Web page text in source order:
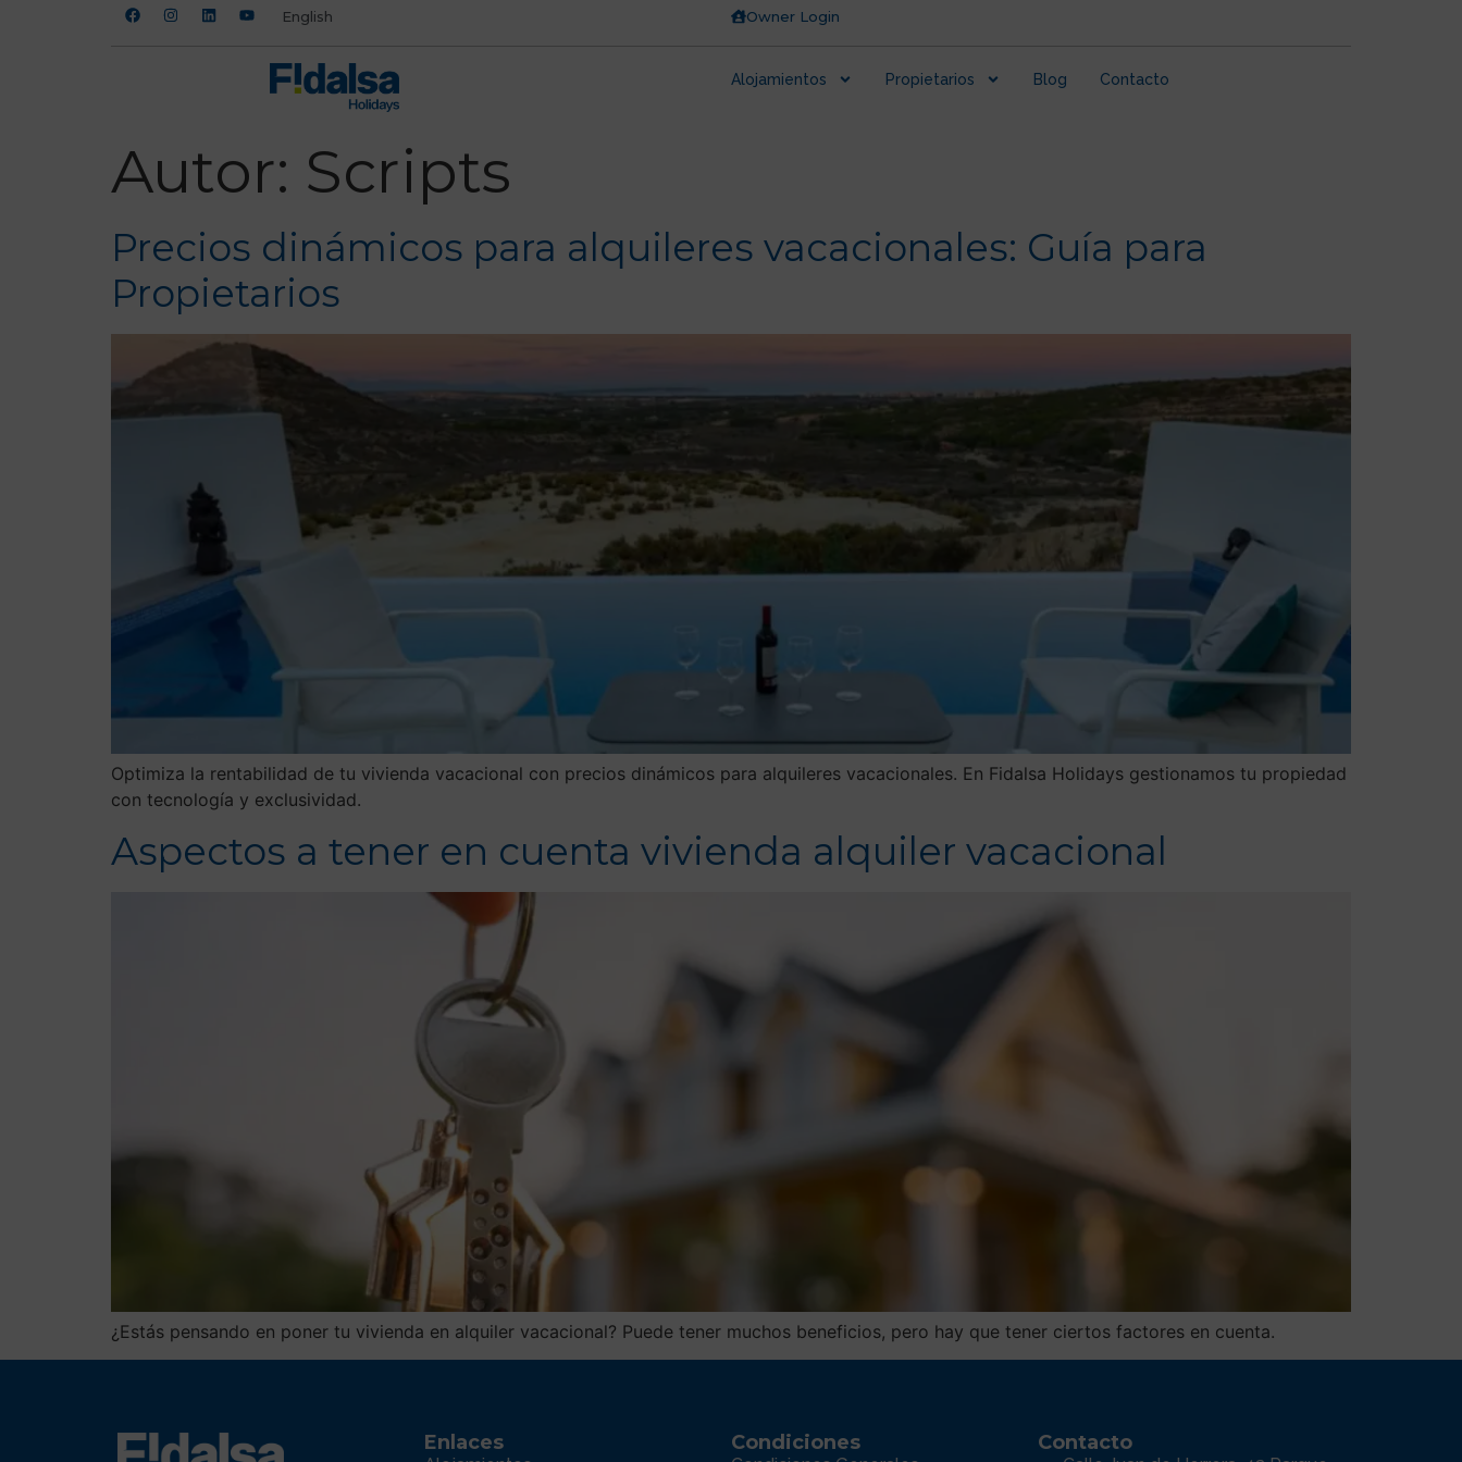
English Owner Login
Alojamientos Propietarios Blog Contacto
Autor: Scripts
Precios dinámicos para alquileres vacacionales: Guía para
Propietarios
Optimiza la rentabilidad de tu vivienda vacacional con precios dinámicos para alquileres vacacionales. En Fidalsa Holidays gestionamos tu propiedad
con tecnología y exclusividad.
Aspectos a tener en cuenta vivienda alquiler vacacional
¿Estás pensando en poner tu vivienda en alquiler vacacional? Puede tener muchos beneficios, pero hay que tener ciertos factores en cuenta.
Enlaces Condiciones Contacto